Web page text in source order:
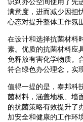
满意度，进而减少因担
心态对提升整体工作氛
在设计和选择抗菌材料
素。优质的抗菌材料应
免释放有害化学物质。
符合绿色办公理念，实
值得一提的是，泰邦科
菌材料，涵盖地板、墙
的抗菌策略有效提升了
加安全和健康的工作环